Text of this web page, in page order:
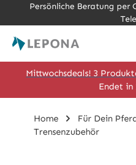
Zum Hauptinhalt springen
Persönliche Beratung per
Mittwochsdeals! 3
Endet in
Home Für Dein
Trensenzubehör